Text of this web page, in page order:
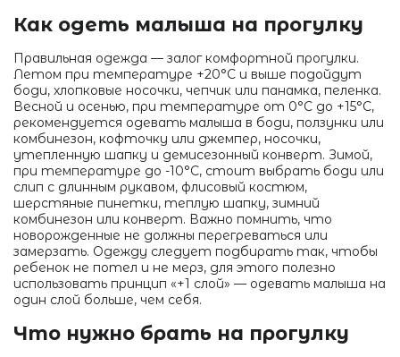
Как одеть малыша на прогулку
Правильная одежда — залог комфортной прогулки.
Летом при температуре +20°C и выше подойдут
боди, хлопковые носочки, чепчик или панамка, пеленка.
Весной и осенью, при температуре от 0°C до +15°C,
рекомендуется одевать малыша в боди, ползунки или
комбинезон, кофточку или джемпер, носочки,
утепленную шапку и демисезонный конверт. Зимой,
при температуре до -10°C, стоит выбрать боди или
слип с длинным рукавом, флисовый костюм,
шерстяные пинетки, теплую шапку, зимний
комбинезон или конверт. Важно помнить, что
новорожденные не должны перегреваться или
замерзать. Одежду следует подбирать так, чтобы
ребенок не потел и не мерз, для этого полезно
использовать принцип «+1 слой» — одевать малыша на
один слой больше, чем себя.
Что нужно брать на прогулку